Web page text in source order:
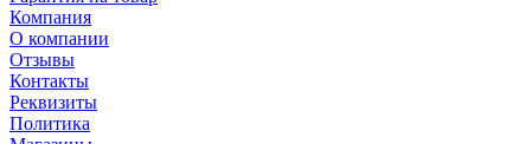
Компания
О компании
Отзывы
Контакты
Реквизиты
Политика